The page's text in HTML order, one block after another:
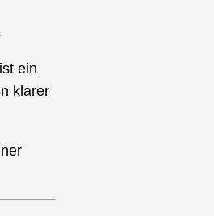
ein
klarer